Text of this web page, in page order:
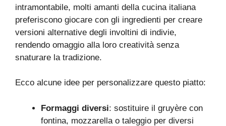
intramontabile, molti amanti della cucina italiana
preferiscono giocare con gli ingredienti per creare
versioni alternative degli involtini di indivie,
rendendo omaggio alla loro creatività senza
snaturare la tradizione.
Ecco alcune idee per personalizzare questo piatto:
Formaggi diversi: sostituire il gruyère con
fontina, mozzarella o taleggio per diversi